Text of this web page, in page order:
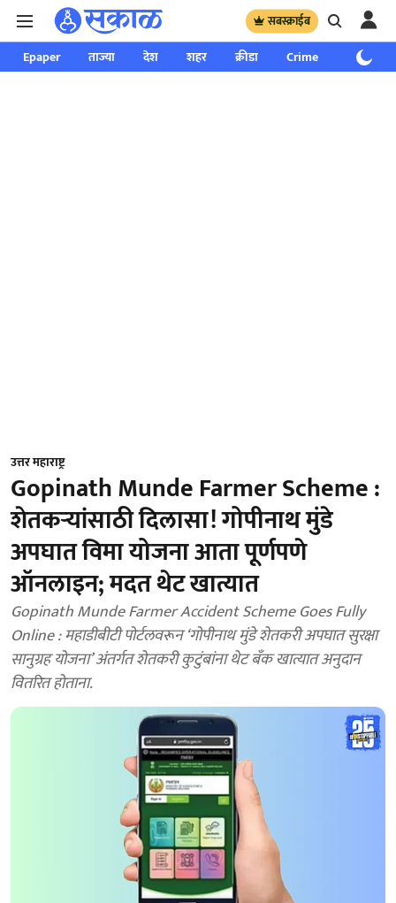
सबस्क्राईब
Epaper ताज्या देश शहर क्रीडा Crime साप्ताहिक
उत्तर महाराष्ट्र
Gopinath Munde Farmer Scheme :
शेतकऱ्यांसाठी दिलासा! गोपीनाथ मुंडे
अपघात विमा योजना आता पूर्णपणे
ऑनलाइन; मदत थेट खात्यात
Gopinath Munde Farmer Accident Scheme Goes Fully
Online : महाडीबीटी पोर्टलवरून ‘गोपीनाथ मुंडे शेतकरी अपघात सुरक्षा
सानुग्रह योजना’ अंतर्गत शेतकरी कुटुंबांना थेट बँक खात्यात अनुदान
वितरित होताना.